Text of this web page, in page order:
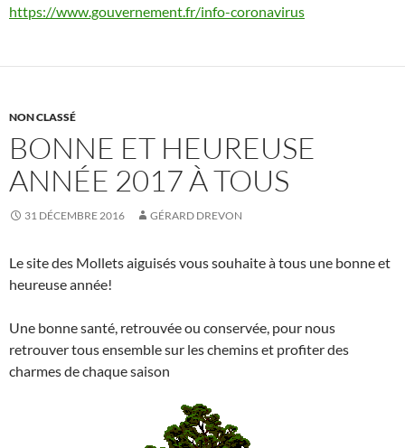
https://www.gouvernement.fr/info-coronavirus
NON CLASSÉ
BONNE ET HEUREUSE
ANNÉE 2017 À TOUS
31 DÉCEMBRE 2016 GÉRARD DREVON
Le site des Mollets aiguisés vous souhaite à tous une bonne et
heureuse année!
Une bonne santé, retrouvée ou conservée, pour nous
retrouver tous ensemble sur les chemins et profiter des
charmes de chaque saison